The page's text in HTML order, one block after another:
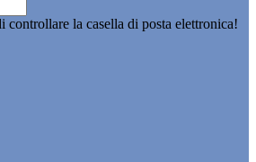
controllare la casella di posta elettronica!